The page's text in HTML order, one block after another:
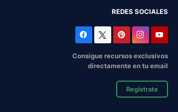
REDES SOCIALES
Consigue recursos exclusivos
directamente en tu email
Regístrate